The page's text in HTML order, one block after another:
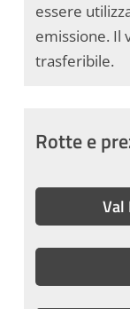
essere
emissione. Il
trasferibile.
Rotte e
Val